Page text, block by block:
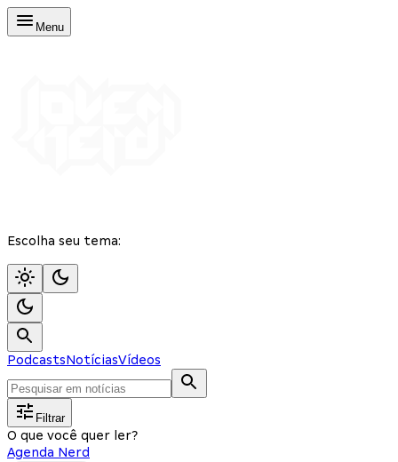
Menu
Escolha seu tema:
PodcastsNotíciasVídeos
Filtrar
O que você quer ler?
Agenda Nerd